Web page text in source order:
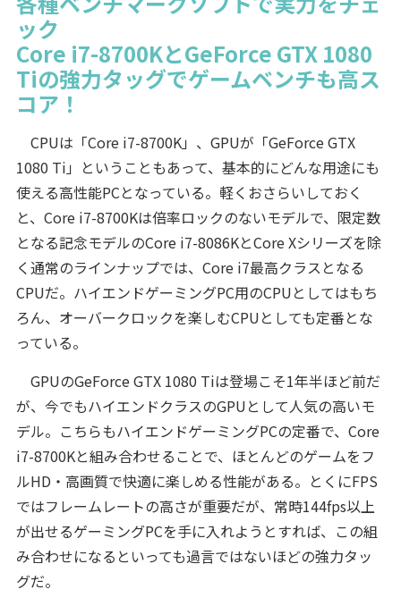
ック
Core i7-8700KとGeForce GTX 1080
Tiの強力タッグでゲームベンチも高ス
コア！
CPUは「Core i7-8700K」、GPUが「GeForce GTX
1080 Ti」ということもあって、基本的にどんな用途にも
使える高性能PCとなっている。軽くおさらいしておく
と、Core i7-8700Kは倍率ロックのないモデルで、限定数
となる記念モデルのCore i7-8086KとCore Xシリーズを除
く通常のラインナップでは、Core i7最高クラスとなる
CPUだ。ハイエンドゲーミングPC用のCPUとしてはもち
ろん、オーバークロックを楽しむCPUとしても定番とな
っている。
GPUのGeForce GTX 1080 Tiは登場こそ1年半ほど前だ
が、今でもハイエンドクラスのGPUとして人気の高いモ
デル。こちらもハイエンドゲーミングPCの定番で、Core
i7-8700Kと組み合わせることで、ほとんどのゲームをフ
ルHD・高画質で快適に楽しめる性能がある。とくにFPS
ではフレームレートの高さが重要だが、常時144fps以上
が出せるゲーミングPCを手に入れようとすれば、この組
み合わせになるといっても過言ではないほどの強力タッ
グだ。